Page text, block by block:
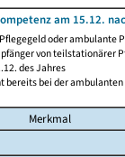
am 15.12.
oder
von teilstationärer
des Jahres
bereits bei der
Merkmal